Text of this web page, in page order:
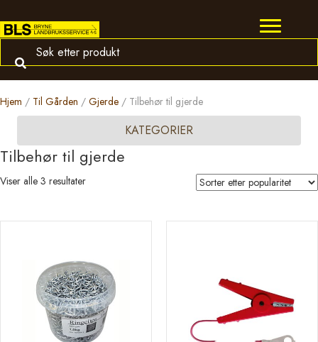
Hjem / Til Gården / Gjerde / Tilbehør til gjerde
KATEGORIER
Tilbehør til gjerde
Viser alle 3 resultaterSortert